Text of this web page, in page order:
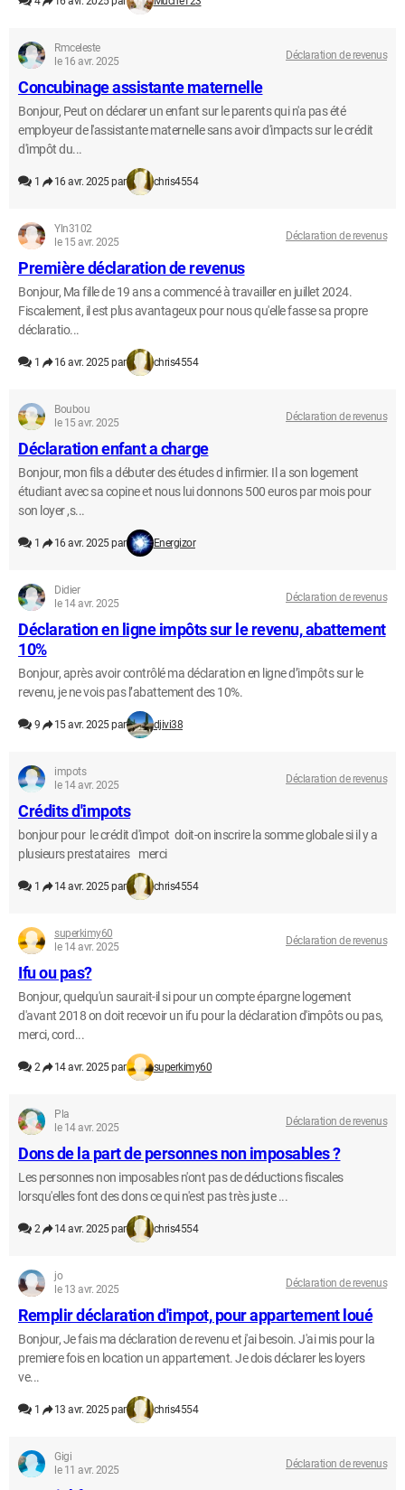
Rmceleste
le 16 avr. 2025
Déclaration de revenus
Concubinage assistante maternelle
Bonjour, Peut on déclarer un enfant sur le parents qui n'a pas été
employeur de l'assistante maternelle sans avoir d'impacts sur le crédit
d'impôt du...
1 16 avr. 2025 par chris4554
Yln3102
le 15 avr. 2025
Déclaration de revenus
Première déclaration de revenus
Bonjour, Ma fille de 19 ans a commencé à travailler en juillet 2024.
Fiscalement, il est plus avantageux pour nous qu'elle fasse sa propre
déclaratio...
1 16 avr. 2025 par chris4554
Boubou
le 15 avr. 2025
Déclaration de revenus
Déclaration enfant a charge
Bonjour, mon fils a débuter des études d infirmier. Il a son logement
étudiant avec sa copine et nous lui donnons 500 euros par mois pour
son loyer ,s...
1 16 avr. 2025 par Energizor
Didier
le 14 avr. 2025
Déclaration de revenus
Déclaration en ligne impôts sur le revenu, abattement
10%
Bonjour, après avoir contrôlé ma déclaration en ligne d’impôts sur le
revenu, je ne vois pas l’abattement des 10%.
9 15 avr. 2025 par djivi38
impots
le 14 avr. 2025
Déclaration de revenus
Crédits d'impots
bonjour pour le crédit d'impot doit-on inscrire la somme globale si il y a
plusieurs prestataires merci
1 14 avr. 2025 par chris4554
superkimy60
le 14 avr. 2025
Déclaration de revenus
Ifu ou pas?
Bonjour, quelqu'un saurait-il si pour un compte épargne logement
d'avant 2018 on doit recevoir un ifu pour la déclaration d'impôts ou pas,
merci, cord...
2 14 avr. 2025 par superkimy60
Pla
le 14 avr. 2025
Déclaration de revenus
Dons de la part de personnes non imposables ?
Les personnes non imposables n'ont pas de déductions fiscales
lorsqu'elles font des dons ce qui n'est pas très juste ...
2 14 avr. 2025 par chris4554
jo
le 13 avr. 2025
Déclaration de revenus
Remplir déclaration d'impot, pour appartement loué
Bonjour, Je fais ma déclaration de revenu et j'ai besoin. J'ai mis pour la
premiere fois en location un appartement. Je dois déclarer les loyers
ve...
1 13 avr. 2025 par chris4554
Gigi
le 11 avr. 2025
Déclaration de revenus